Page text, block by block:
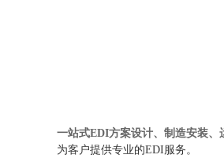
一站式EDI方案设计、制造安装、
为客户提供专业的EDI服务。